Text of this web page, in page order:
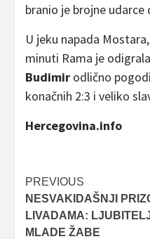
branio je brojne udarce
U jeku napada
minuti Rama je
Budimir odlično
konačnih 2:3 i veliko
Hercegovina.info
Post
navigation
PREVIOUS
NESVAKIDAŠNJI
LIVADAMA:
MLADE ŽABE